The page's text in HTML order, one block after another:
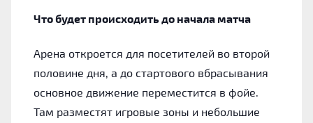
Что будет происходить до начала матча
Арена откроется для посетителей во второй
половине дня, а до стартового вбрасывания
основное движение переместится в фойе.
Там разместят игровые зоны и небольшие